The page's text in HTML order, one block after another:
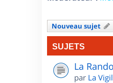
Nouveau sujet
SUJETS
La
par La